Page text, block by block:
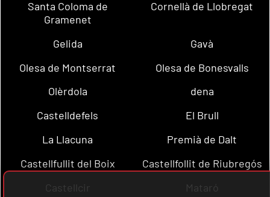
Santa Coloma de
Gramenet
Cornellà de Llobregat
Gelida
Gavà
Olesa de Montserrat
Olesa de Bonesvalls
Olèrdola
dena
Castelldefels
El Brull
La Llacuna
Premià de Dalt
Castellfullit del Boix
Castellfollit de Riubregós
Castellcir
Mataró